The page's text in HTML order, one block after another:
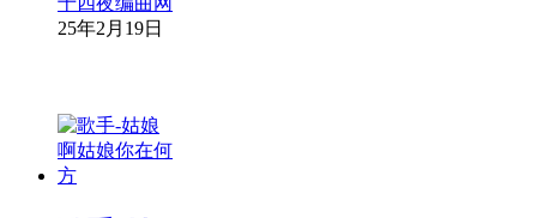
25年2月19日